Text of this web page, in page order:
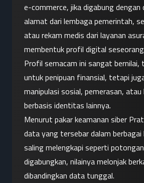
e-commerce, jika digabung dengan
alamat dari lembaga pemerintah,
atau rekam medis dari layanan
membentuk profil digital
Profil semacam ini sangat bernilai,
untuk penipuan finansial, tetapi
manipulasi sosial, pemerasan, atau
berbasis identitas lainnya.
Menurut pakar keamanan siber
data yang tersebar dalam berbagai
saling melengkapi seperti
digabungkan, nilainya melonjak
dibandingkan data tunggal.